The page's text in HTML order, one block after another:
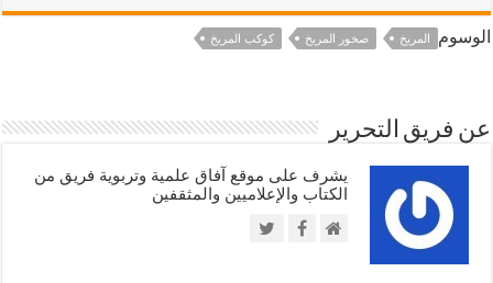
الوسوم المريخ صخور المريخ كوكب المريخ
عن فريق التحرير
يشرف على موقع آفاق علمية وتربوية فريق من
الكتاب والإعلاميين والمثقفين